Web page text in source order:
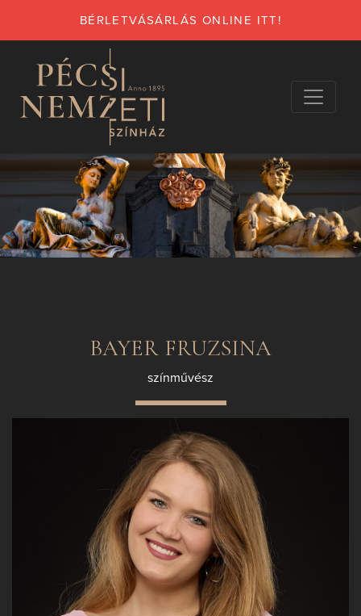
BÉRLETVÁSÁRLÁS ONLINE ITT!
BAYER FRUZSINA
színművész